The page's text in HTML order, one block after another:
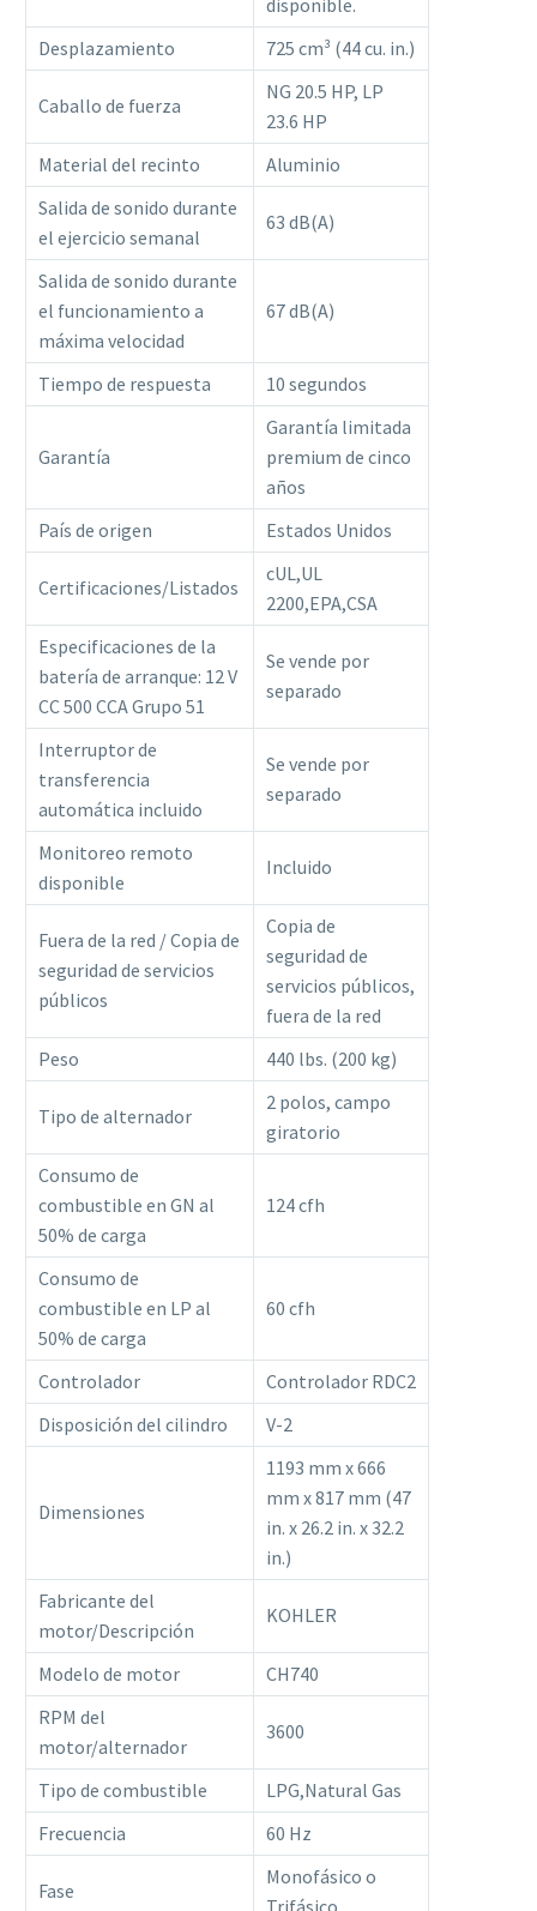
Desplazamiento
725 cm³ (44 cu. in.)
Caballo de fuerza
NG 20.5 HP, LP
23.6 HP
Material del recinto
Aluminio
Salida de sonido durante
el ejercicio semanal
63 dB(A)
Salida de sonido durante
el funcionamiento a
máxima velocidad
67 dB(A)
Tiempo de respuesta 10 segundos
Garantía
Garantía limitada
premium de cinco
años
País de origen
Estados Unidos
Certificaciones/Listados
cUL,UL
2200,EPA,CSA
Especificaciones de la
batería de arranque: 12 V
CC 500 CCA Grupo 51
Se vende por
separado
Interruptor de
transferencia
automática incluido
Se vende por
separado
Monitoreo remoto
disponible
Incluido
Fuera de la red / Copia de
seguridad de servicios
públicos
Copia de
seguridad de
servicios públicos,
fuera de la red
Peso
440 lbs. (200 kg)
Tipo de alternador
2 polos, campo
giratorio
Consumo de
combustible en GN al
50% de carga
124 cfh
Consumo de
combustible en LP al
50% de carga
60 cfh
Controlador
Controlador RDC2
Disposición del cilindro
V-2
Dimensiones
1193 mm x 666
mm x 817 mm (47
in. x 26.2 in. x 32.2
in.)
Fabricante del
motor/Descripción
KOHLER
Modelo de motor
CH740
RPM del
motor/alternador
3600
Tipo de combustible
LPG,Natural Gas
Frecuencia
60 Hz
Fase
Monofásico o
Trifásico